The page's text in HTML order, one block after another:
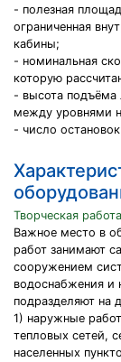
- полезная
ограниченная
кабины;
- номинальная
которую
- высота подъёма
между уровнями
- число
Творческая
Важное место в
работ занимают
сооружением
водоснабжения и
подразделяют на
1) наружные
тепловых сетей,
населенных